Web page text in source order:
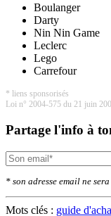
Boulanger
Darty
Nin Nin Game
Leclerc
Lego
Carrefour
* liens sponsorisés
Loi n° 2004-575 du 21 juin
Partage l'info à
* son adresse email ne
Mots clés : guide